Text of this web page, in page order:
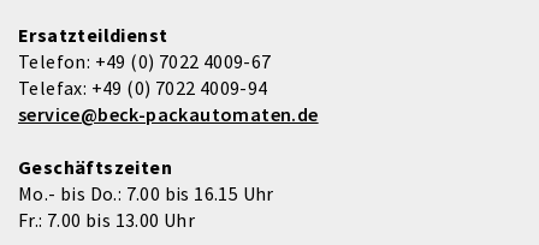
Ersatzteildienst
Telefon: +49 (0) 7022 4009-67
Telefax: +49 (0) 7022 4009-94
service@beck-packautomaten.de
Geschäftszeiten
Mo.- bis Do.: 7.00 bis 16.15 Uhr
Fr.: 7.00 bis 13.00 Uhr